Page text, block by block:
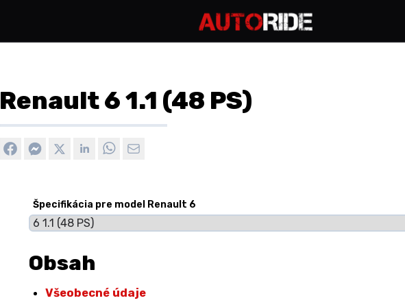
Renault 6 1.1 (48 PS)
Špecifikácia pre model Renault 6
Obsah
Všeobecné údaje